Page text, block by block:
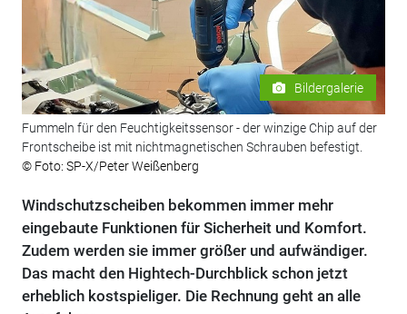
Bildergalerie
Fummeln für den Feuchtigkeitssensor - der winzige Chip auf der
Frontscheibe ist mit nichtmagnetischen Schrauben befestigt.
© Foto: SP-X/Peter Weißenberg
Windschutzscheiben bekommen immer mehr
eingebaute Funktionen für Sicherheit und Komfort.
Zudem werden sie immer größer und aufwändiger.
Das macht den Hightech-Durchblick schon jetzt
erheblich kostspieliger. Die Rechnung geht an alle